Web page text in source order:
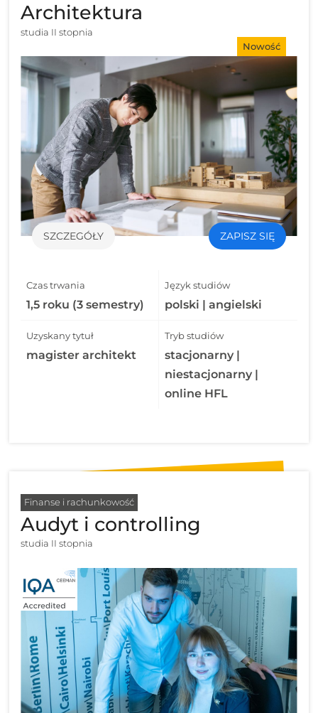
Architektura
studia II stopnia
Nowość
SZCZEGÓŁY ZAPISZ SIĘ
Czas trwania
1,5 roku (3 semestry)
Język studiów
polski | angielski
Uzyskany tytuł
magister architekt
Tryb studiów
stacjonarny |
niestacjonarny |
online HFL
Finanse i rachunkowość
Audyt i controlling
studia II stopnia